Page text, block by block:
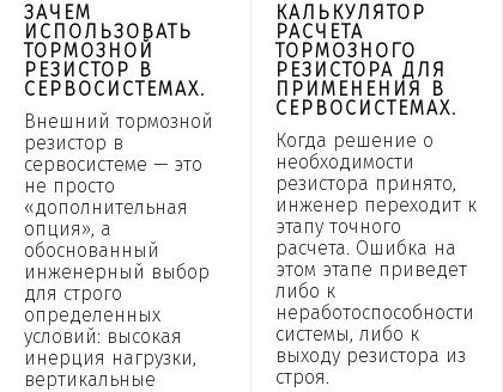
ЗАЧЕМ
ИСПОЛЬЗОВАТЬ
ТОРМОЗНОЙ
РЕЗИСТОР В
СЕРВОСИСТЕМАХ.
Внешний тормозной
резистор в
сервосистеме — это
не просто
«дополнительная
опция», а
обоснованный
инженерный выбор
для строго
определенных
условий: высокая
инерция нагрузки,
вертикальные
КАЛЬКУЛЯТОР
РАСЧЕТА
ТОРМОЗНОГО
РЕЗИСТОРА ДЛЯ
ПРИМЕНЕНИЯ В
СЕРВОСИСТЕМАХ.
Когда решение о
необходимости
резистора принято,
инженер переходит к
этапу точного
расчета. Ошибка на
этом этапе приведет
либо к
неработоспособности
системы, либо к
выходу резистора из
строя.